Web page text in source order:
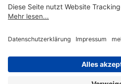
© Jakob Maul
Jakob-Maul-Str. 17, 64732